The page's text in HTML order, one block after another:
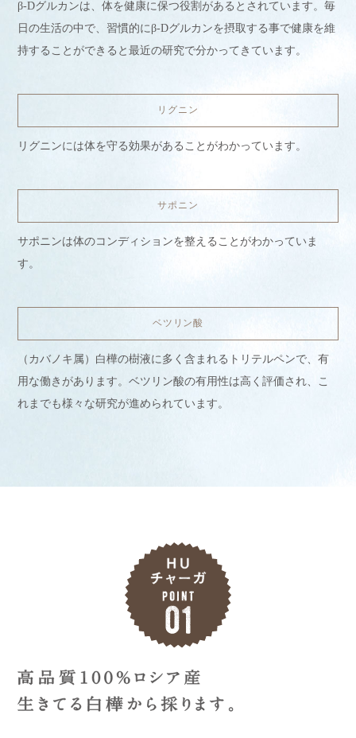
β-Dグルカンは、体を健康に保つ役割があるとされています。毎
日の生活の中で、習慣的にβ-Dグルカンを摂取する事で健康を維
持することができると最近の研究で分かってきています。
リグニン
リグニンには体を守る効果があることがわかっています。
サポニン
サポニンは体のコンディションを整えることがわかっていま
す。
ベツリン酸
（カバノキ属）白樺の樹液に多く含まれるトリテルペンで、有
用な働きがあります。ベツリン酸の有用性は高く評価され、こ
れまでも様々な研究が進められています。